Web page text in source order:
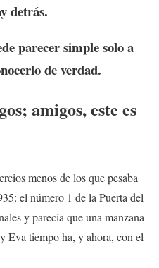
detrás.
parecer simple solo a
de verdad.
amigos, este es
menos de los que pesaba
el número 1 de la Puerta del
y parecía que una manzana
Eva tiempo ha, y ahora, con el